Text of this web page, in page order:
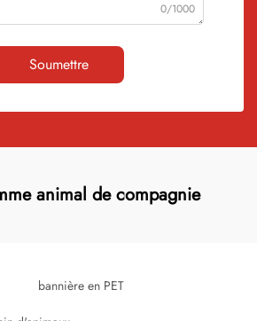
0/1000
Soumettre
animal de compagnie
bannière en PET